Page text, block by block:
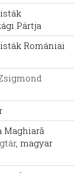
Pártja
Romániai
Maghiară
, magyar